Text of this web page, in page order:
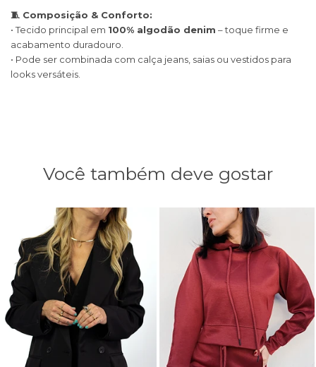
🧵 Composição & Conforto:
• Tecido principal em 100% algodão denim – toque firme e
acabamento duradouro.
• Pode ser combinada com calça jeans, saias ou vestidos para
looks versáteis.
Você também deve gostar